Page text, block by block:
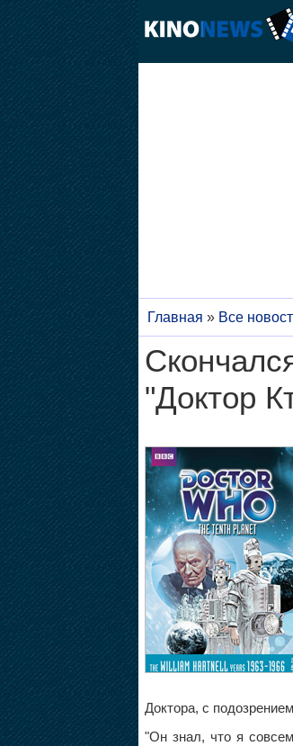
Главная » Все
"Доктор
Доктора, с
"Он знал, что я